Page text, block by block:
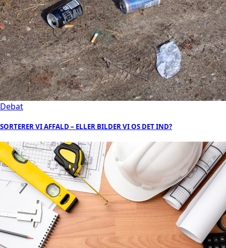
Debat
SORTERER VI AFFALD – ELLER BILDER VI OS DET IND?